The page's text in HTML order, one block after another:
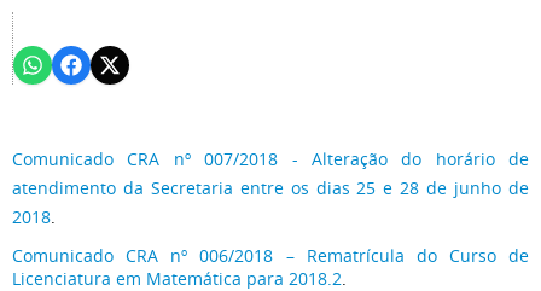
Comunicado CRA nº 007/2018 - Alteração do horário de
atendimento da Secretaria entre os dias 25 e 28 de junho de
2018.
Comunicado CRA nº 006/2018 – Rematrícula do Curso de
Licenciatura em Matemática para 2018.2.